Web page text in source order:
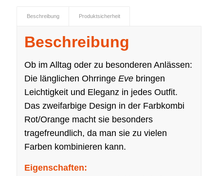
Beschreibung Produktsicherheit
Beschreibung
Ob im Alltag oder zu besonderen Anlässen:
Die länglichen Ohrringe Evebringen
Leichtigkeit und Eleganz in jedes Outfit.
Das zweifarbige Design in der Farbkombi
Rot/Orange macht sie besonders
tragefreundlich, da man sie zu vielen
Farben kombinieren kann.
Eigenschaften: